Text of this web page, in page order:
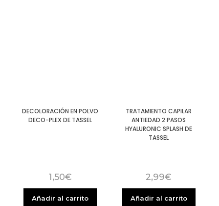
DECOLORACIÓN EN POLVO
DECO-PLEX DE TASSEL
1,50€
Añadir al carrito
TRATAMIENTO CAPILAR
ANTIEDAD 2 PASOS
HYALURONIC SPLASH DE
TASSEL
2,99€
Añadir al carrito